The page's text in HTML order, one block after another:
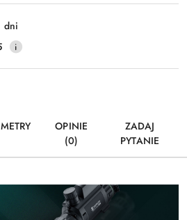
Wyślij
dni
OPINIE
(0)
ZADAJ
PYTANIE